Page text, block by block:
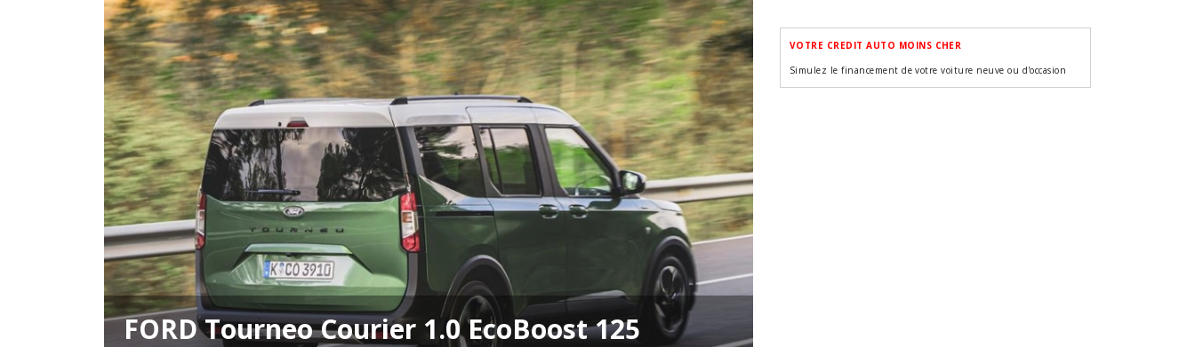
FORD Tourneo Courier 1.0 EcoBoost 125
VOTRE CREDIT AUTO MOINS CHER
Simulez le financement de votre voiture neuve ou d'occasion